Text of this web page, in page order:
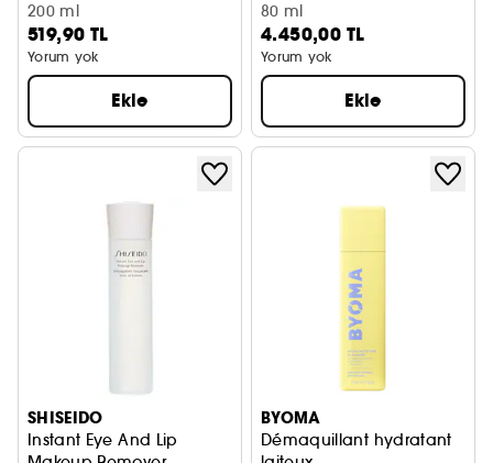
200 ml
519,90 TL
Yorum yok
Ekle
80 ml
4.450,00 TL
Yorum yok
Ekle
SHISEIDO
Instant Eye And Lip
BYOMA
Démaquillant hydratant